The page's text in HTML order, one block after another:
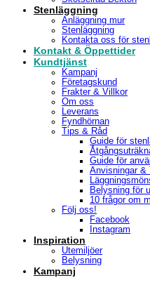
Stenläggning
Anläggning mur
Stenläggning
Kontakta oss för
Kontakt & Öppettider
Kundtjänst
Kampanj
Företagskund
Frakter & Villkor
Om oss
Leverans
Fyndhörnan
Tips & Råd
Guide för
Guide för
Anvisningar &
Belysning för
10 frågor om
Följ oss!
Facebook
Instagram
Inspiration
Utemiljöer
Belysning
Kampanj